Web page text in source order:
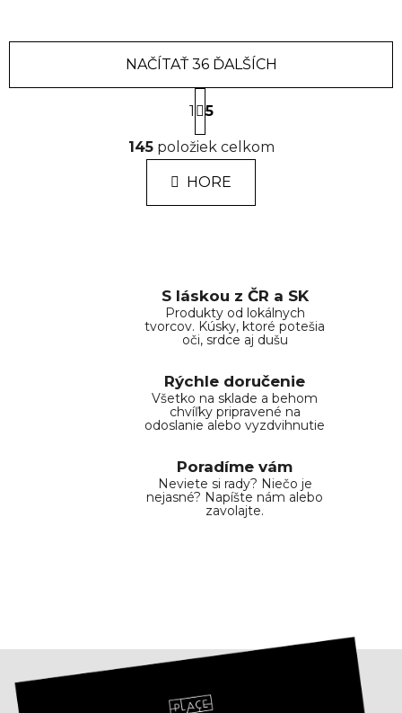
O
v
l
á
d
e
p
r
v
y
v
ý
i
s
u
NAČÍTAŤ 36 ĎALŠÍCH
S
t
r
á
n
k
1 5
145položiek celkom
HORE
S láskou z ČR a SK
Produkty od lokálnych
tvorcov. Kúsky, ktoré potešia
oči, srdce aj dušu
Rýchle doručenie
Všetko na sklade a behom
chvíľky pripravené na
odoslanie alebo vyzdvihnutie
Poradíme vám
Neviete si rady? Niečo je
nejasné? Napíšte nám alebo
zavolajte.